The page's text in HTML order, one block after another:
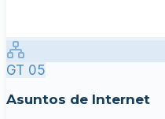
GT 05
Asuntos de Internet